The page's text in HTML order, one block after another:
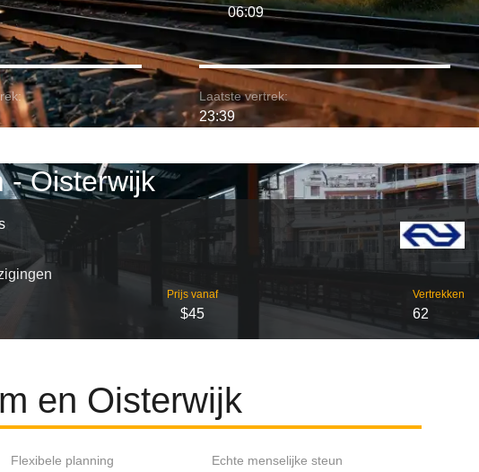
06:09
Laatste vertrek:
23:39
- Oisterwijk
Prijs vanaf
$45
Vertrekken
62
en Oisterwijk
Flexibele planning Echte menselijke steun